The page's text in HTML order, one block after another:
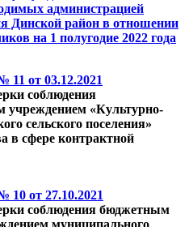
администрацией
Динской район в отношении
на 1 полугодие 2022 года
11 от 03.12.2021
соблюдения
«Культурно-
сельского поселения»
в сфере контрактной
10 от 27.10.2021
соблюдения бюджетным
муниципального